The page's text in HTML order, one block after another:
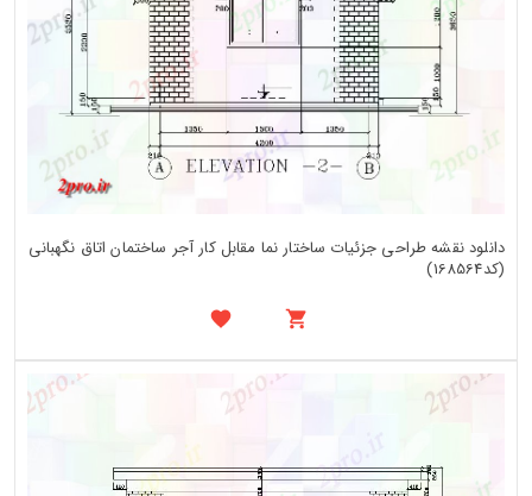
دانلود نقشه طراحی جزئیات ساختار نما مقابل کار آجر ساختمان اتاق نگهبانی
(کد168564)